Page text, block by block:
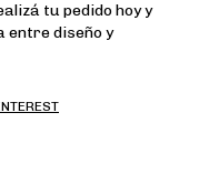
tu pedido hoy y
entre diseño y